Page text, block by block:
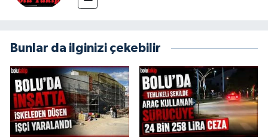
Bunlar da ilginizi çekebilir